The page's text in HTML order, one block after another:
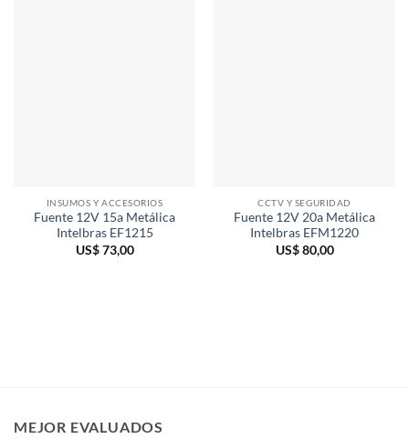
INSUMOS Y ACCESORIOS
Fuente 12V 15a Metálica
Intelbras EF1215
US$73,00
CCTV Y SEGURIDAD
Fuente 12V 20a Metálica
Intelbras EFM1220
US$80,00
MEJOR EVALUADOS